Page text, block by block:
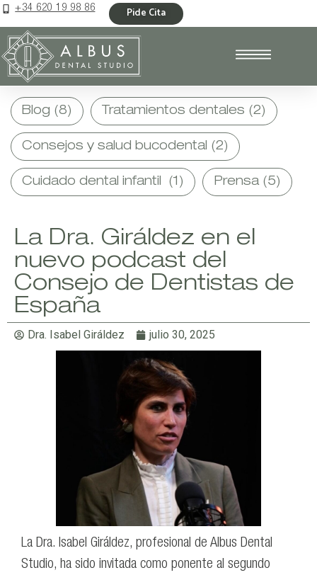
+34 620 19 98 86 Pide Cita
Blog (8) Tratamientos dentales (2)
Consejos y salud bucodental (2)
Cuidado dental infantil (1) Prensa (5)
La Dra. Giráldez en el
nuevo podcast del
Consejo de Dentistas de
España
Dra. Isabel Giráldez julio 30, 2025
La Dra. Isabel Giráldez, profesional de Albus Dental
Studio, ha sido invitada como ponente al segundo